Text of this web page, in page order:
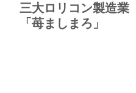
三大ロリコン製造業
「苺ましまろ」